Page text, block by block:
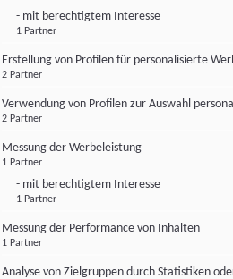
- mit berechtigtem Interesse
1 Partner
Erstellung von Profilen für personalisierte
2 Partner
Verwendung von Profilen zur Auswahl
2 Partner
Messung der Werbeleistung
1 Partner
- mit berechtigtem Interesse
1 Partner
Messung der Performance von Inhalten
1 Partner
Analyse von Zielgruppen durch Statistiken